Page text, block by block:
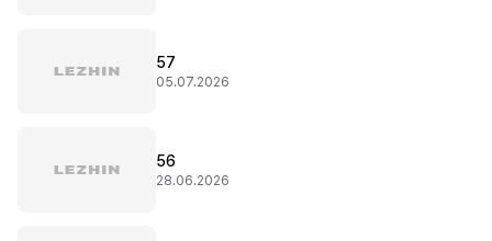
57
05.07.2026
56
28.06.2026